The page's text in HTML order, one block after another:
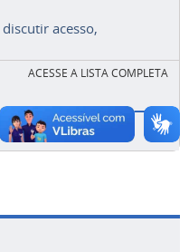
acesso,
ACESSE A LISTA COMPLETA